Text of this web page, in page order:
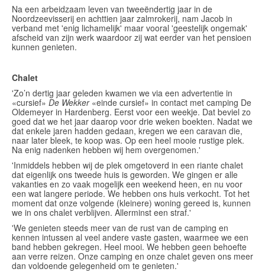
Na een arbeidzaam leven van tweeëndertig jaar in de
Noordzeevisserij en achttien jaar zalmrokerij, nam Jacob in
verband met 'enig lichamelijk' maar vooral 'geestelijk ongemak'
afscheid van zijn werk waardoor zij wat eerder van het pensioen
kunnen genieten.
Chalet
'Zo’n dertig jaar geleden kwamen we via een advertentie in
«cursief» De Wekker«einde cursief» in contact met camping De
Oldemeyer in Hardenberg. Eerst voor een weekje. Dat beviel zo
goed dat we het jaar daarop voor drie weken boekten. Nadat we
dat enkele jaren hadden gedaan, kregen we een caravan die,
naar later bleek, te koop was. Op een heel mooie rustige plek.
Na enig nadenken hebben wij hem overgenomen.'
'Inmiddels hebben wij de plek omgetoverd in een riante chalet
dat eigenlijk ons tweede huis is geworden. We gingen er alle
vakanties en zo vaak mogelijk een weekend heen, en nu voor
een wat langere periode. We hebben ons huis verkocht. Tot het
moment dat onze volgende (kleinere) woning gereed is, kunnen
we in ons chalet verblijven. Allerminst een straf.'
'We genieten steeds meer van de rust van de camping en
kennen intussen al veel andere vaste gasten, waarmee we een
band hebben gekregen. Heel mooi. We hebben geen behoefte
aan verre reizen. Onze camping en onze chalet geven ons meer
dan voldoende gelegenheid om te genieten.'